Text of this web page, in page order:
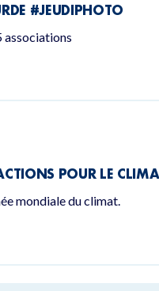
#JEUDIPHOTO
associations
POUR LE
mondiale du climat.